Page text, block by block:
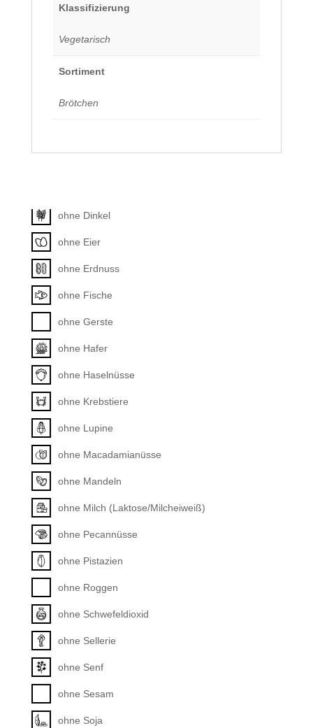
Klassifizierung
Vegetarisch
Sortiment
Brötchen
ohne Dinkel
ohne Eier
ohne Erdnuss
ohne Fische
ohne Gerste
ohne Hafer
ohne Haselnüsse
ohne Krebstiere
ohne Lupine
ohne Macadamianüsse
ohne Mandeln
ohne Milch (Laktose/Milcheiweiß)
ohne Pecannüsse
ohne Pistazien
ohne Roggen
ohne Schwefeldioxid
ohne Sellerie
ohne Senf
ohne Sesam
ohne Soja